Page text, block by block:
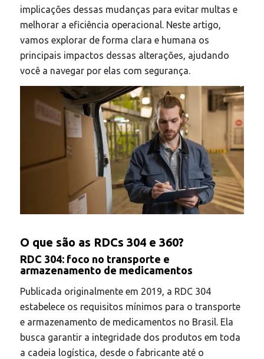
implicações dessas mudanças para evitar multas e
melhorar a eficiência operacional. Neste artigo,
vamos explorar de forma clara e humana os
principais impactos dessas alterações, ajudando
você a navegar por elas com segurança.
O que são as RDCs 304 e 360?
RDC 304: foco no transporte e
armazenamento de medicamentos
Publicada originalmente em 2019, a RDC 304
estabelece os requisitos mínimos para o transporte
e armazenamento de medicamentos no Brasil. Ela
busca garantir a integridade dos produtos em toda
a cadeia logística, desde o fabricante até o